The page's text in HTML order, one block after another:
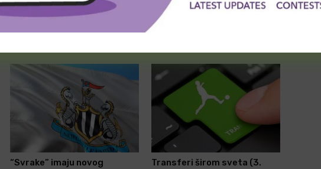
prognoza)
“Svrake” imaju novog
Transferi širom sveta (3.